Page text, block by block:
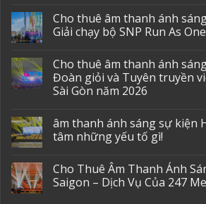
Cho thuê âm thanh ánh
Giải chạy bộ SNP Run As One
Cho thuê âm thanh ánh
Đoàn giỏi và Tuyên truyền
Sài Gòn năm 2026
âm thanh ánh sáng sự kiện
tâm những yếu tố gì!
Cho Thuê Âm Thanh Ánh
Saigon – Dịch Vụ Của 247